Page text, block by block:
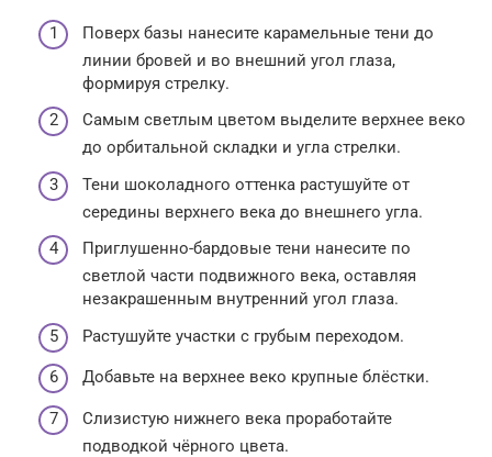
Поверх базы нанесите карамельные тени до
линии бровей и во внешний угол глаза,
формируя стрелку.
Самым светлым цветом выделите верхнее веко
до орбитальной складки и угла стрелки.
Тени шоколадного оттенка растушуйте от
середины верхнего века до внешнего угла.
Приглушенно-бардовые тени нанесите по
светлой части подвижного века, оставляя
незакрашенным внутренний угол глаза.
Растушуйте участки с грубым переходом.
Добавьте на верхнее веко крупные блёстки.
Слизистую нижнего века проработайте
подводкой чёрного цвета.